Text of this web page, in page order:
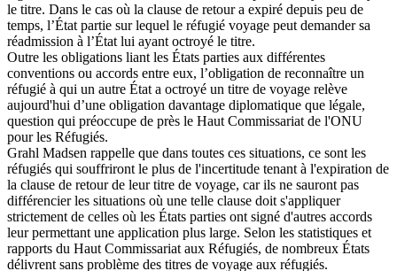
le titre. Dans le cas où la clause de retour a expiré depuis peu de
temps, l’État partie sur lequel le réfugié voyage peut demander sa
réadmission à l’État lui ayant octroyé le titre.
Outre les obligations liant les États parties aux différentes
conventions ou accords entre eux, l’obligation de reconnaître un
réfugié à qui un autre État a octroyé un titre de voyage relève
aujourd'hui d’une obligation davantage diplomatique que légale,
question qui préoccupe de près le Haut Commissariat de l'ONU
pour les Réfugiés.
Grahl Madsen rappelle que dans toutes ces situations, ce sont les
réfugiés qui souffriront le plus de l'incertitude tenant à l'expiration de
la clause de retour de leur titre de voyage, car ils ne sauront pas
différencier les situations où une telle clause doit s'appliquer
strictement de celles où les États parties ont signé d'autres accords
leur permettant une application plus large. Selon les statistiques et
rapports du Haut Commissariat aux Réfugiés, de nombreux États
délivrent sans problème des titres de voyage aux réfugiés.